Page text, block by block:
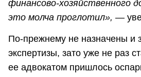
финансово-хозяйственного
это молча проглотил», —
По-прежнему не назначены и
экспертизы, зато уже не раз
ее адвокатом пришлось